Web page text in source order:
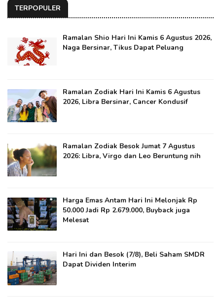
TERPOPULER
Ramalan Shio Hari Ini Kamis 6 Agustus 2026,
Naga Bersinar, Tikus Dapat Peluang
Ramalan Zodiak Hari Ini Kamis 6 Agustus
2026, Libra Bersinar, Cancer Kondusif
Ramalan Zodiak Besok Jumat 7 Agustus
2026: Libra, Virgo dan Leo Beruntung nih
Harga Emas Antam Hari Ini Melonjak Rp
50.000 Jadi Rp 2.679.000, Buyback juga
Melesat
Hari Ini dan Besok (7/8), Beli Saham SMDR
Dapat Dividen Interim